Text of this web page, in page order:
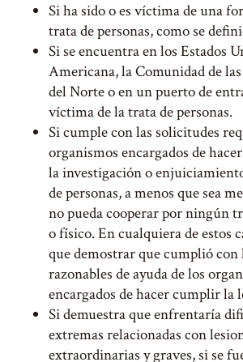
Si ha sido o es víctima de una
trata de personas, como se
Si se encuentra en los Estados
Americana, la Comunidad de
del Norte o en un puerto de
víctima de la trata de personas.
Si cumple con las solicitudes
organismos encargados de
la investigación o
de personas, a menos que sea
no pueda cooperar por ningún
o físico. En cualquiera de estos
que demostrar que cumplió con
razonables de ayuda de los
encargados de hacer cumplir la
Si demuestra que enfrentaría
extremas relacionadas con
extraordinarias y graves, si se